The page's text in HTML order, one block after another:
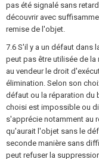
pas été signalé sans
découvrir avec
remise de l'objet.
7.6 S'il y a un défaut dans
peut pas être utilisée de
au vendeur le droit
élimination. Selon son
défaut ou la réparation du
choisi est impossible ou
s'apprécie notamment au
qu'aurait l'objet sans le
seconde manière sans
peut refuser la